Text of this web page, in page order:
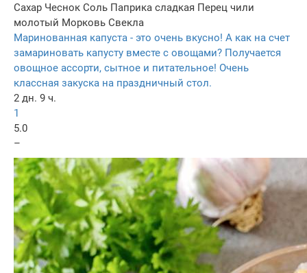
Сахар Чеснок Соль Паприка сладкая Перец чили
молотый Морковь Свекла
Маринованная капуста - это очень вкусно! А как на счет
замариновать капусту вместе с овощами? Получается
овощное ассорти, сытное и питательное! Очень
классная закуска на праздничный стол.
2 дн. 9 ч.
1
5.0
–